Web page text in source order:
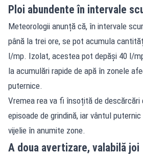
Ploi abundente în intervale
Meteorologii anunță că, în intervale
până la trei ore, se pot acumula
l/mp. Izolat, acestea pot depăși 40 l/
la acumulări rapide de apă în zonele
puternice.
Vremea rea va fi însoțită de descărcări
episoade de grindină, iar vântul
vijelie în anumite zone.
A doua avertizare, valabilă joi